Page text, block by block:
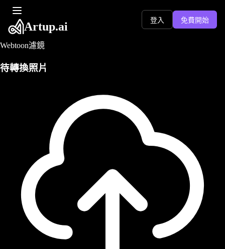
Artup.ai 登入 免費開始
Webtoon濾鏡
待轉換照片